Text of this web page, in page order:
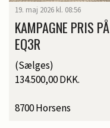
19. maj 2026 kl. 08:56
KAMPAGNE PRIS PÅ
EQ3R
(Sælges)
134.500,00 DKK.
8700 Horsens